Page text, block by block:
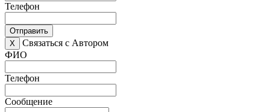
Телефон
Отправить
X
Связаться с Автором
ФИО
Телефон
Сообщение